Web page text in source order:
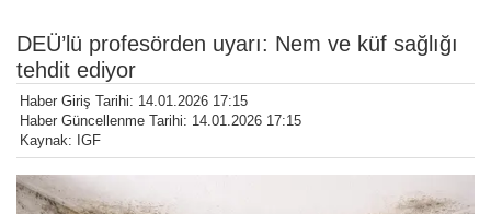
DEÜ’lü profesörden uyarı: Nem ve küf sağlığı
tehdit ediyor
Haber Giriş Tarihi: 14.01.2026 17:15
Haber Güncellenme Tarihi: 14.01.2026 17:15
Kaynak: IGF